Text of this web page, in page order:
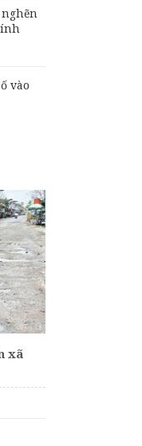
vào
xã